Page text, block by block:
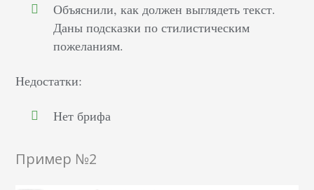
Объяснили, как должен выглядеть текст.
Даны подсказки по стилистическим
пожеланиям.
Недостатки:
Нет брифа
Пример №2